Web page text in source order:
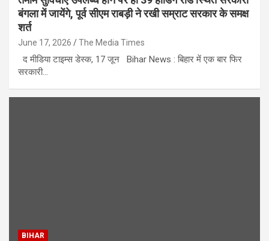
बंगला में जायेंगे, पूर्व सीएम राबड़ी ने रखी सम्राट सरकार के समक्ष
शर्त
June 17, 2026 The Media Times
द मीडिया टाइम्स डेस्क, 17 जून Bihar News : बिहार में एक बार फिर
सरकारी…
BIHAR